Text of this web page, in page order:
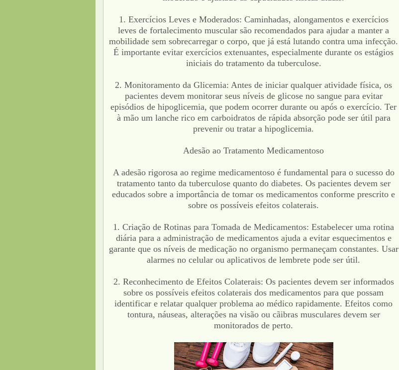
1. Exercícios Leves e Moderados: Caminhadas, alongamentos e exercícios
leves de fortalecimento muscular são recomendados para ajudar a manter a
mobilidade sem sobrecarregar o corpo, que já está lutando contra uma infecção.
É importante evitar exercícios extenuantes, especialmente durante os estágios
iniciais do tratamento da tuberculose.
2. Monitoramento da Glicemia: Antes de iniciar qualquer atividade física, os
pacientes devem monitorar seus níveis de glicose no sangue para evitar
episódios de hipoglicemia, que podem ocorrer durante ou após o exercício. Ter
à mão um lanche rico em carboidratos de rápida absorção pode ser útil para
prevenir ou tratar a hipoglicemia.
Adesão ao Tratamento Medicamentoso
A adesão rigorosa ao regime medicamentoso é fundamental para o sucesso do
tratamento tanto da tuberculose quanto do diabetes. Os pacientes devem ser
educados sobre a importância de tomar os medicamentos conforme prescrito e
sobre os possíveis efeitos colaterais.
1. Criação de Rotinas para Tomada de Medicamentos: Estabelecer uma rotina
diária para a administração de medicamentos ajuda a evitar esquecimentos e
garante que os níveis de medicação no organismo permaneçam constantes. Usar
alarmes no celular ou aplicativos de lembrete pode ser útil.
2. Reconhecimento de Efeitos Colaterais: Os pacientes devem ser informados
sobre os possíveis efeitos colaterais dos medicamentos para que possam
identificar e relatar qualquer problema ao médico rapidamente. Efeitos como
tontura, náuseas, alterações na visão ou cãibras musculares devem ser
monitorados de perto.